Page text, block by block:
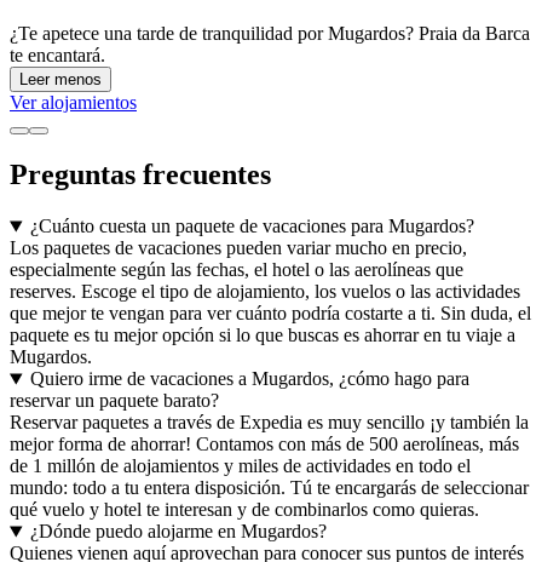
¿Te apetece una tarde de tranquilidad por Mugardos? Praia da Barca
te encantará.
Leer menos
Ver alojamientos
Preguntas frecuentes
¿Cuánto cuesta un paquete de vacaciones para Mugardos?
Los paquetes de vacaciones pueden variar mucho en precio,
especialmente según las fechas, el hotel o las aerolíneas que
reserves. Escoge el tipo de alojamiento, los vuelos o las actividades
que mejor te vengan para ver cuánto podría costarte a ti. Sin duda, el
paquete es tu mejor opción si lo que buscas es ahorrar en tu viaje a
Mugardos.
Quiero irme de vacaciones a Mugardos, ¿cómo hago para
reservar un paquete barato?
Reservar paquetes a través de Expedia es muy sencillo ¡y también la
mejor forma de ahorrar! Contamos con más de 500 aerolíneas, más
de 1 millón de alojamientos y miles de actividades en todo el
mundo: todo a tu entera disposición. Tú te encargarás de seleccionar
qué vuelo y hotel te interesan y de combinarlos como quieras.
¿Dónde puedo alojarme en Mugardos?
Quienes vienen aquí aprovechan para conocer sus puntos de interés